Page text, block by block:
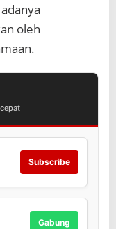
oleh
Subscribe
Gabung